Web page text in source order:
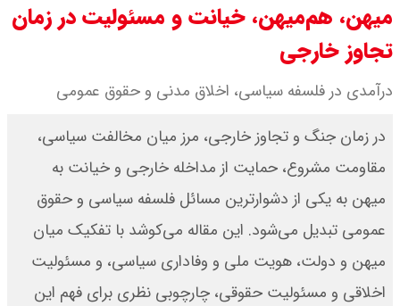
میهن، هم‌میهن، خیانت و مسئولیت در زمان
تجاوز خارجی
درآمدی در فلسفه سیاسی، اخلاق مدنی و حقوق عمومی
در زمان جنگ و تجاوز خارجی، مرز میان مخالفت سیاسی،
مقاومت مشروع، حمایت از مداخله خارجی و خیانت به
میهن به یکی از دشوارترین مسائل فلسفه سیاسی و حقوق
عمومی تبدیل می‌شود. این مقاله می‌کوشد با تفکیک میان
میهن و دولت، هویت ملی و وفاداری سیاسی، و مسئولیت
اخلاقی و مسئولیت حقوقی، چارچوبی نظری برای فهم این